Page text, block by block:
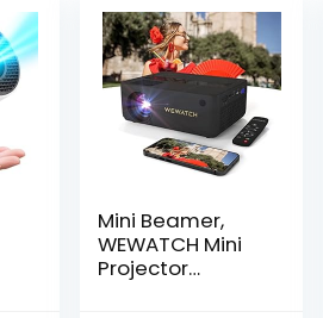
Mini Beamer,
WEWATCH Mini
Projector